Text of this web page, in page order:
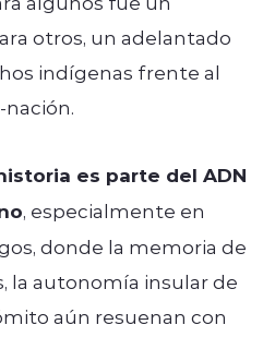
otros, un adelantado
indígenas frente al
nación.
es parte del ADN
, especialmente en
donde la memoria de
la autonomía insular de
aún resuenan con